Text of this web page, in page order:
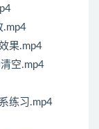
.mp4
果.mp4
空.mp4
练习.mp4